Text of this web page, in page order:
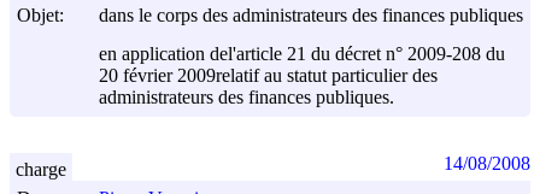
Objet:
dans le corps des administrateurs des finances publiques
en application del'article 21 du décret n° 2009-208 du
20 février 2009relatif au statut particulier des
administrateurs des finances publiques.
charge 14/08/2008